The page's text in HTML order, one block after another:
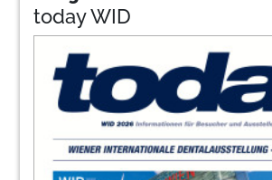
today WID